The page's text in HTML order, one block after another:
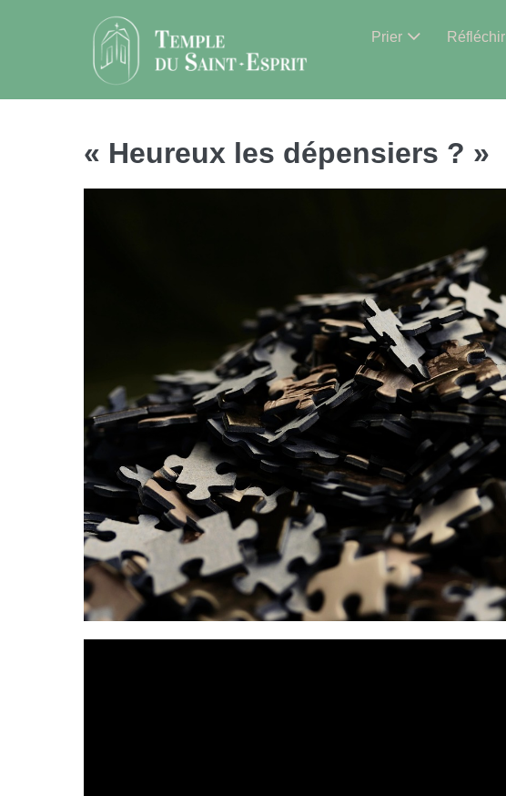
Prier Réfléchir
« Heureux les dépensiers ? »